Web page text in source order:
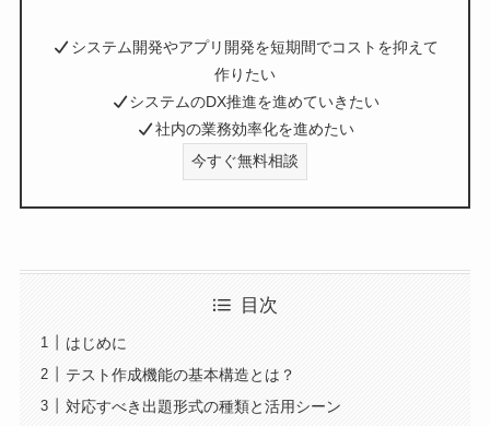
システム開発やアプリ開発を短期間でコストを抑えて
作りたい
システムのDX推進を進めていきたい
社内の業務効率化を進めたい
今すぐ無料相談
目次
はじめに
テスト作成機能の基本構造とは？
対応すべき出題形式の種類と活用シーン